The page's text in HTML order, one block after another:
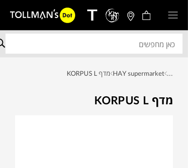
...
HAY supermarket מדף KORPUS L
מדף KORPUS L